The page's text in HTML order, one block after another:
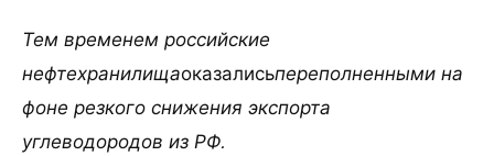
Тем временем российские
нефтехранилищаоказалисьпереполненными на
фоне резкого снижения экспорта
углеводородов из РФ.